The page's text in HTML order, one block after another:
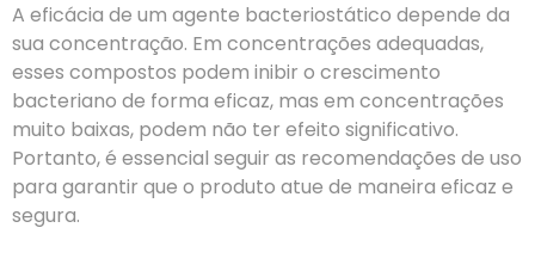
A eficácia de um agente bacteriostático depende da
sua concentração. Em concentrações adequadas,
esses compostos podem inibir o crescimento
bacteriano de forma eficaz, mas em concentrações
muito baixas, podem não ter efeito significativo.
Portanto, é essencial seguir as recomendações de uso
para garantir que o produto atue de maneira eficaz e
segura.